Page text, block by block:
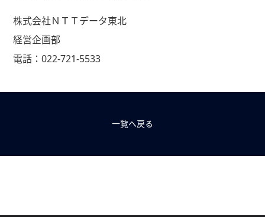
株式会社ＮＴＴデータ東北
経営企画部
電話：022-721-5533
一覧へ戻る